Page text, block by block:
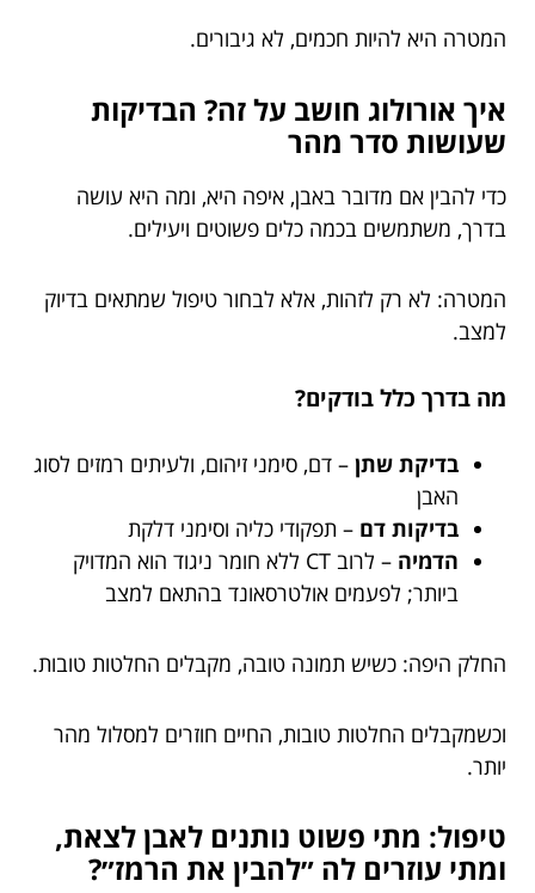
המטרה היא להיות חכמים, לא גיבורים.
איך אורולוג חושב על זה? הבדיקות
שעושות סדר מהר
כדי להבין אם מדובר באבן, איפה היא, ומה היא עושה
בדרך, משתמשים בכמה כלים פשוטים ויעילים.
המטרה: לא רק לזהות, אלא לבחור טיפול שמתאים בדיוק
למצב.
מה בדרך כלל בודקים?
בדיקת שתן – דם, סימני זיהום, ולעיתים רמזים לסוג
האבן
בדיקות דם – תפקודי כליה וסימני דלקת
הדמיה
– לרוב CT ללא חומר ניגוד הוא המדויק
ביותר; לפעמים אולטרסאונד בהתאם למצב
החלק היפה: כשיש תמונה טובה, מקבלים החלטות טובות.
וכשמקבלים החלטות טובות, החיים חוזרים למסלול מהר
יותר.
טיפול: מתי פשוט נותנים לאבן לצאת,
ומתי עוזרים לה ״להבין את הרמז״?